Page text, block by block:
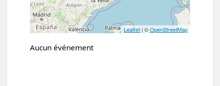
Les conférences par régions
Leaflet | ©OpenStreetMap
Aucun événement